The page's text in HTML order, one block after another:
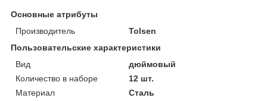
Основные атрибуты
Производитель
Tolsen
Пользовательские характеристики
Вид
дюймовый
Количество в наборе
12 шт.
Материал
Сталь